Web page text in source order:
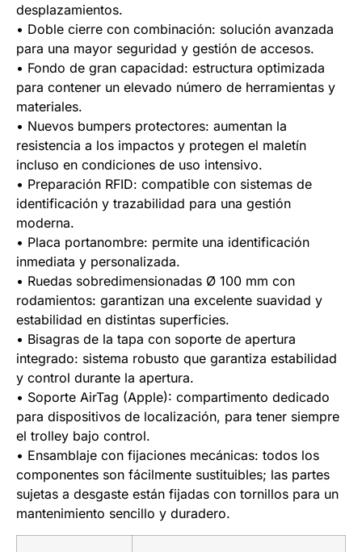
desplazamientos.
• Doble cierre con combinación: solución avanzada
para una mayor seguridad y gestión de accesos.
• Fondo de gran capacidad: estructura optimizada
para contener un elevado número de herramientas y
materiales.
• Nuevos bumpers protectores: aumentan la
resistencia a los impactos y protegen el maletín
incluso en condiciones de uso intensivo.
• Preparación RFID: compatible con sistemas de
identificación y trazabilidad para una gestión
moderna.
• Placa portanombre: permite una identificación
inmediata y personalizada.
• Ruedas sobredimensionadas Ø 100 mm con
rodamientos: garantizan una excelente suavidad y
estabilidad en distintas superficies.
• Bisagras de la tapa con soporte de apertura
integrado: sistema robusto que garantiza estabilidad
y control durante la apertura.
• Soporte AirTag (Apple): compartimento dedicado
para dispositivos de localización, para tener siempre
el trolley bajo control.
• Ensamblaje con fijaciones mecánicas: todos los
componentes son fácilmente sustituibles; las partes
sujetas a desgaste están fijadas con tornillos para un
mantenimiento sencillo y duradero.